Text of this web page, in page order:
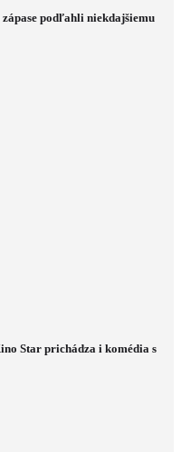
podľahli niekdajšiemu
Star prichádza i komédia s